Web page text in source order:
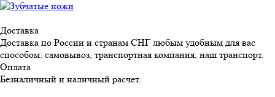
Доставка
Доставка по России и странам СНГ любым удобным для вас
способом: самовывоз, транспортная компания, наш транспорт.
Оплата
Безналичный и наличный расчет.